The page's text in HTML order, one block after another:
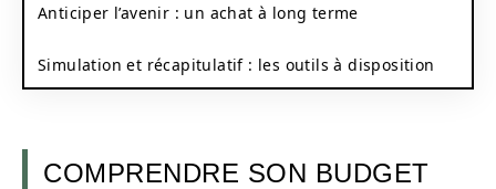
Anticiper l’avenir : un achat à long terme
Simulation et récapitulatif : les outils à disposition
COMPRENDRE SON BUDGET